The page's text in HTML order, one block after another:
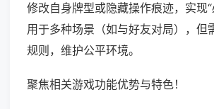
修改自身牌型或隐藏操作痕迹，实现
用于多种场景（如与好友对局），但
规则，维护公平环境。
聚焦相关游戏功能优势与特色！